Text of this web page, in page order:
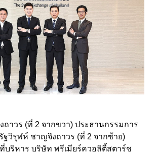
าวร (ที่ 2 จากขวา) ประธานกรรมการ
วิรุฬห์ ชาญจึงถาวร (ที่ 2 จากซ้าย)
บริหาร บริษัท พรีเมียร์ควอลิตี้สตาร์ช